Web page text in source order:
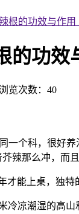
根的功效与作用
的功效
浏览次数： 40
个科，很好养
辣那么冲，而
能上桌，独特
凉潮湿的高山